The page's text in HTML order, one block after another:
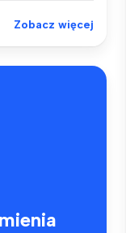
Zobacz więcej